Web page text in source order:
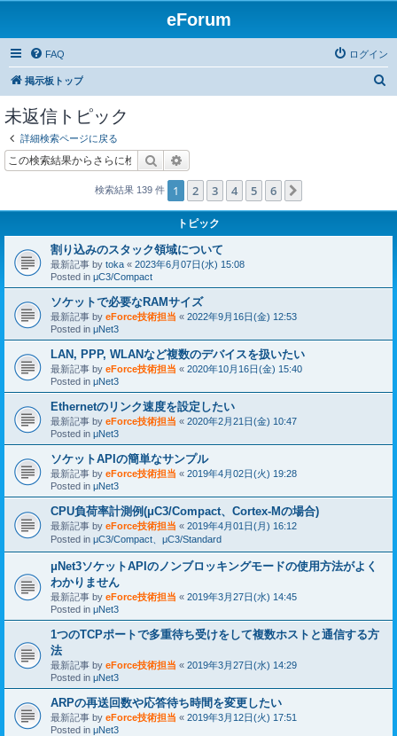
eForum
FAQ ログイン
掲示板トップ
未返信トピック
詳細検索ページに戻る
検索
検索結果 139 件 1 2 3 4 5 6
トピック
割り込みのスタック領域について
最新記事 by toka « 2023年6月07日(水) 15:08
Posted in μC3/Compact
ソケットで必要なRAMサイズ
最新記事 by eForce技術担当 « 2022年9月16日(金) 12:53
Posted in μNet3
LAN, PPP, WLANなど複数のデバイスを扱いたい
最新記事 by eForce技術担当 « 2020年10月16日(金) 15:40
Posted in μNet3
Ethernetのリンク速度を設定したい
最新記事 by eForce技術担当 « 2020年2月21日(金) 10:47
Posted in μNet3
ソケットAPIの簡単なサンプル
最新記事 by eForce技術担当 « 2019年4月02日(火) 19:28
Posted in μNet3
CPU負荷率計測例(μC3/Compact、Cortex-Mの場合)
最新記事 by eForce技術担当 « 2019年4月01日(月) 16:12
Posted in μC3/Compact、μC3/Standard
μNet3ソケットAPIのノンブロッキングモードの使用方法がよく
わかりません
最新記事 by eForce技術担当 « 2019年3月27日(水) 14:45
Posted in μNet3
1つのTCPポートで多重待ち受けをして複数ホストと通信する方
法
最新記事 by eForce技術担当 « 2019年3月27日(水) 14:29
Posted in μNet3
ARPの再送回数や応答待ち時間を変更したい
最新記事 by eForce技術担当 « 2019年3月12日(火) 17:51
Posted in μNet3